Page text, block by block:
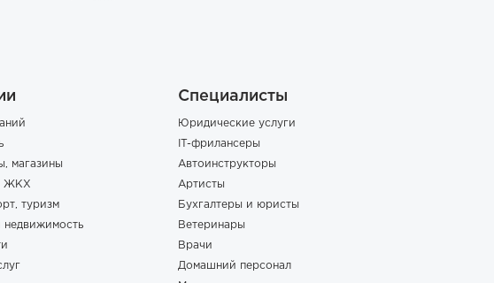
магазины
ЖКХ
туризм
недвижимость
Специалисты
Юридические услуги
IT-фрилансеры
Автоинструкторы
Артисты
Бухгалтеры и юристы
Ветеринары
Врачи
Домашний персонал